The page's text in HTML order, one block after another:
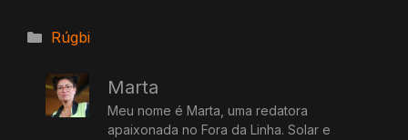
Categorias
Rúgbi
Marta
Meu nome é Marta, uma redatora
apaixonada no Fora da Linha. Solar e